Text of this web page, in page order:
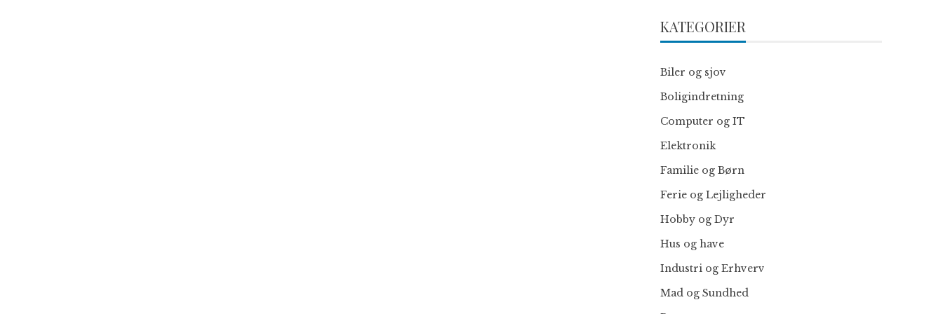
KATEGORIER
Biler og sjov
Boligindretning
Computer og IT
Elektronik
Familie og Børn
Ferie og Lejligheder
Hobby og Dyr
Hus og have
Industri og Erhverv
Mad og Sundhed